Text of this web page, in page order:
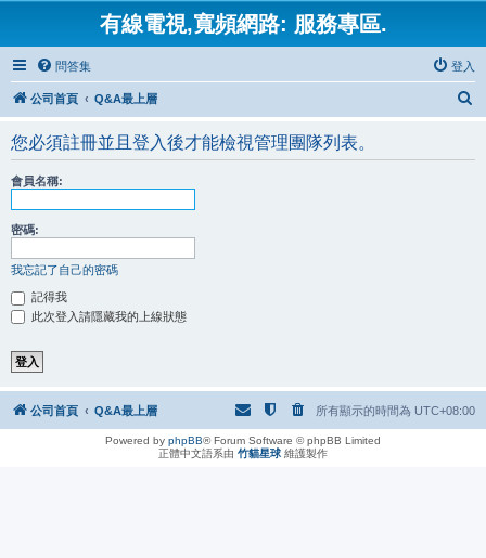
有線電視,寬頻網路: 服務專區.
問答集 登入
公司首頁 Q&A最上層
您必須註冊並且登入後才能檢視管理團隊列表。
會員名稱:
密碼:
我忘記了自己的密碼
記得我
此次登入請隱藏我的上線狀態
公司首頁 Q&A最上層 所有顯示的時間為 UTC+08:00
Powered by phpBB® Forum Software © phpBB Limited
正體中文語系由 竹貓星球 維護製作